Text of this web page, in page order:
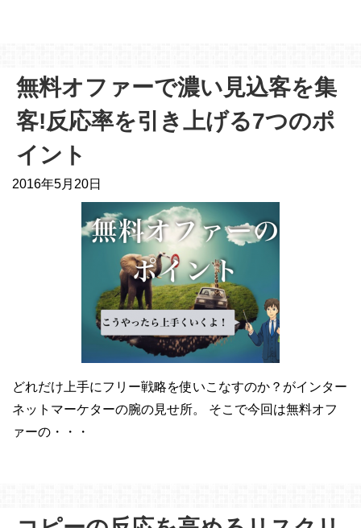
無料オファーで濃い見込客を集
客!反応率を引き上げる7つのポ
イント
2016年5月20日
どれだけ上手にフリー戦略を使いこなすのか？がインター
ネットマーケターの腕の見せ所。 そこで今回は無料オフ
ァーの・・・